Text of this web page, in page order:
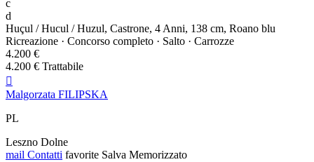
c
d
Huçul / Hucul / Huzul, Castrone, 4 Anni, 138 cm, Roano blu
Ricreazione · Concorso completo · Salto · Carrozze
4.200 €
4.200 € Trattabile

Malgorzata FILIPSKA
PL
Leszno Dolne
mail Contatti favorite Salva Memorizzato